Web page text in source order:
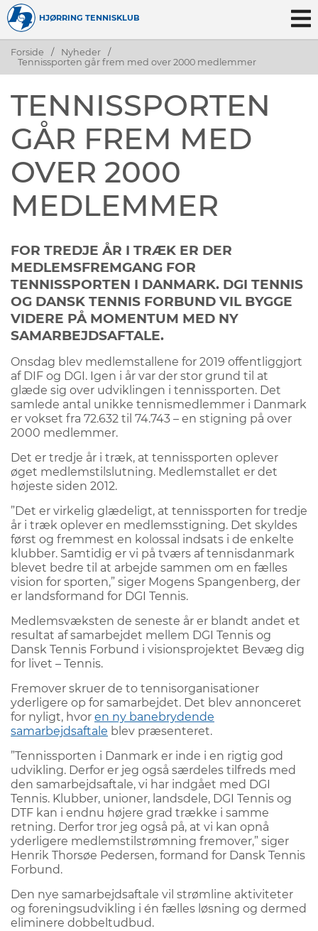
HJØRRING TENNISKLUB
Forside / Nyheder
/
Tennissporten går frem med over 2000 medlemmer
TENNISSPORTEN
GÅR FREM MED
OVER 2000
MEDLEMMER
FOR TREDJE ÅR I TRÆK ER DER
MEDLEMSFREMGANG FOR
TENNISSPORTEN I DANMARK. DGI TENNIS
OG DANSK TENNIS FORBUND VIL BYGGE
VIDERE PÅ MOMENTUM MED NY
SAMARBEJDSAFTALE.
Onsdag blev medlemstallene for 2019 offentliggjort
af DIF og DGI. Igen i år var der stor grund til at
glæde sig over udviklingen i tennissporten. Det
samlede antal unikke tennismedlemmer i Danmark
er vokset fra 72.632 til 74.743 – en stigning på over
2000 medlemmer.
Det er tredje år i træk, at tennissporten oplever
øget medlemstilslutning. Medlemstallet er det
højeste siden 2012.
”Det er virkelig glædeligt, at tennissporten for tredje
år i træk oplever en medlemsstigning. Det skyldes
først og fremmest en kolossal indsats i de enkelte
klubber. Samtidig er vi på tværs af tennisdanmark
blevet bedre til at arbejde sammen om en fælles
vision for sporten,” siger Mogens Spangenberg, der
er landsformand for DGI Tennis.
Medlemsvæksten de seneste år er blandt andet et
resultat af samarbejdet mellem DGI Tennis og
Dansk Tennis Forbund i visionsprojektet Bevæg dig
for livet – Tennis.
Fremover skruer de to tennisorganisationer
yderligere op for samarbejdet. Det blev annonceret
for nyligt, hvor en ny banebrydende
samarbejdsaftale blev præsenteret.
”Tennissporten i Danmark er inde i en rigtig god
udvikling. Derfor er jeg også særdeles tilfreds med
den samarbejdsaftale, vi har indgået med DGI
Tennis. Klubber, unioner, landsdele, DGI Tennis og
DTF kan i endnu højere grad trække i samme
retning. Derfor tror jeg også på, at vi kan opnå
yderligere medlemstilstrømning fremover,” siger
Henrik Thorsøe Pedersen, formand for Dansk Tennis
Forbund.
Den nye samarbejdsaftale vil strømline aktiviteter
og foreningsudvikling i én fælles løsning og dermed
eliminere dobbeltudbud.